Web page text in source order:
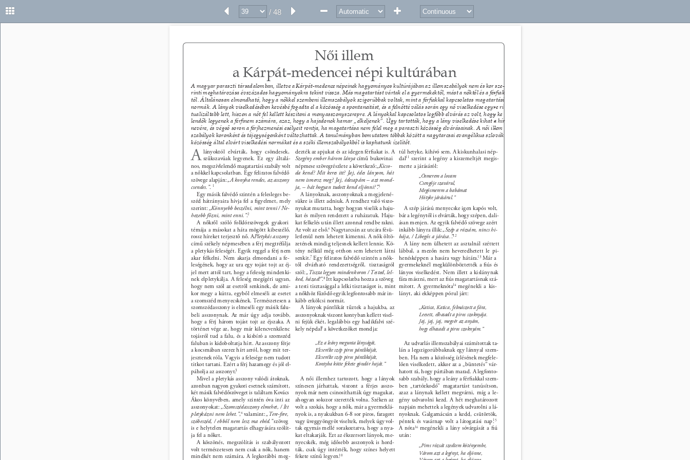
/ 48
Női illem
a Kárpát-medencei népi kultúrában
A lányoktól elvárták, hogy csöndesek,
szűkszavúak legyenek. Ez egy általá-
nos, megszívlelendő magatartási szabály volt
a nőkkel kapcsolatban. Egy feliratos falvédő
szövege alapján: „A konyha rendes, az asszony
csendes.”. 1
Egy másik falvédő szintén a felesleges be-
széd hátrányaira hívja fel a ﬁgyelmet, mely
szerint: „Könnyebb beszélni, mint tenni / Ne-
hezebb főzni, mint enni.”. 2
A nőkről szóló folklórszövegek gyakori
témája a másokat a háta mögött kibeszélő,
rossz híreket terjesztő nő. A Pletykás asszony
című székely népmesében a férj megtréfálja
a pletykás feleségét. Egyik reggel a férj nem
akar felkelni. Nem akarja elmondani a fe-
leségének, hogy az ura egy tojást tojt az éj-
jel mert attól tart, hogy a feleség mindenki-
nek elpletykálja. A feleség megígéri ugyan,
hogy nem szól az esetről senkinek, de ami-
kor megy a kútra, egyből elmeséli az esetet
a szomszéd menyecskének. Természetesen a
szomszédasszony is elmeséli egy másik falu-
beli asszonynak. Az már úgy adja tovább,
hogy a férj három tojást tojt az éjszaka. A
történet vége az, hogy már kilencvenkilenc
tojásról tud a falu, és a kisbíró a szomszéd
faluban is kidoboltatja hírt. Az asszony férje
a kocsmában szerez hírt arról, hogy mit ter-
jesztenek róla. Vagyis a felesége nem tudott
titkot tartani. Ezért a férj hazamegy és jól el-
páholja az asszonyt. 3
Mivel a pletykás asszony valódi átoknak,
azonban nagyon gyakori esetnek számított,
két másik falvédőszöveget is találtam Kovács
Ákos könyvében, amely szintén óva inti az
asszonyokat: „Szomszédasszony elmehet, / Itt
pletykázni nem lehet.”, 4 valamint: „Tere-fere,
szóbeszéd, / ebből nem lesz ma ebéd.” szöveg
is e helytelen magatartás elhagyására szólít-
ja fel a nőket.
A köszönés, megszólítás is szabályozott
volt természetesen nem csak a nők, hanem
mindkét nem számára. A legkorábbi meg-
A magyar paraszti társadalomban, illetve a Kárpát-medence népeinek hagyományos kultúrájában az illemszabályok nem és kor sze-
rinti meghatározása évszázados hagyományokra tekint vissza. Más magatartást vártak el a gyermekektől, mást a nőktől és a férﬁak
-
tól. Általánosan elmondható, hogy a nőkkel szembeni illemszabályok szigorúbbak voltak, mint a férﬁakkal kapcsolatos magatartási
normák. A lányok viselkedésében kevésbé fogadta el a közösség a spontaneitást, és a felnőtté válás során egy nő viselkedése egyre ri
-
tualizáltabb lett, hiszen a nőt fel kellett készíteni a menyasszonyszerepre. A lányokkal kapcsolatos legfőbb elvárás az volt, hogy ke
-
lendők legyenek a férﬁnem számára, azaz, hogy a hajadonok hamar „elkeljenek”. Úgy tartották, hogy a lány viselkedése kihat a hír
-
nevére, és végső soron a férjhezmenési esélyeit rontja, ha magatartása nem felel meg a paraszti közösség elvárásainak. A női illem
-
szabályok koronként és tájegységenként változhattak. A tanulmányban bemutatom többek között a nagytarcsai evangélikus szlovák
közösség által elvárt viselkedési normákat és a széki illemszabályokból is kaphatunk ízelítőt.
dezték az apjukat és az idegen férﬁakat is. A
Szegény ember három lánya című bukovinai
népmese szövegrészlete a következő: „Kicso-
da kend? Mit keres itt? Jaj, édes lányom, hát
nem ismersz meg? Jaj, édesapám – azt mond-
ja, – hát hogyan tudott kend eljönni?”. 5
A lányoknak, asszonyoknak a megjelené-
sükre is illett adniuk. A rendhez való viszo-
nyukat mutatta, hogy hogyan viselik a haju-
kat és milyen rendezett a ruházatuk. Haju-
kat felkelés után illett azonnal rendbe rakni.
Az volt az első. 6 Nagytarcsán az utcára fésü-
letlenül nem lehetett kimenni. A nők öltö-
zetének mindig teljesnek kellett lennie. Kö-
tény nélkül még otthon sem lehetett látni
senkit. 7 Egy feliratos falvédő szintén a nők-
től elvárható rendezettségről, tisztaságról
szól: „Tiszta legyen mindenkoron / Tested, lel-
ked, házad!”. 8 Itt kapcsolatba hozza a szöveg
a testi tisztasággal a lelki tisztaságot is, mint
a nőkhöz fűződő egyik legfontosabb már in-
kább erkölcsi normát.
A lányok pántlikát tűztek a hajukba, az
asszonyoknak viszont kontyban kellett visel-
ni fejük ékét, legalábbis egy hadikfalvi szé-
kely népdal 9 a következőket mondja:
„Ez a leány megunta lányságát,
Elcserélte szép piros pántlikáját,
Elcserélte szép piros pántlikáját,
Kontyba kötte fekete göndör haját.”
A női illemhez tartozott, hogy a lányok
színesen járhattak, viszont a férjes asszo-
nyok már nem csinosíthatták úgy magukat,
ahogyan sokszor szerették volna. Széken az
volt a szokás, hogy a nők, már a gyermeklá-
nyok is, a nyakukban 6-8 sor piros, faragott
vagy üveggyöngyöt viseltek, melyek úgy vol-
tak egymás mellé sorakoztatva, hogy a nya-
kat eltakarják. Ezt az ékszersort lányok, me-
nyecskék, még idősebb asszonyok is hord-
ták, csak úgy intézték, hogy színes helyett
fekete színű legyen. 10
túl hetyke, kihívó sem. A kiskunhalasi nép-
dal 11 szerint a legény a kiszemeltjét megis-
merte a járásáról:
„Ösmerem a lovam
Csengője szavárul,
Megösmerem a babámat
Hötyke járásárul.”
A szép járású menyecske igen kapós volt,
bár a legénytől is elvárták, hogy szépen, dali-
ásan menjen. Az egyik falvédő szövege azért
inkább lányra illik: „Szép a rózsám, nincs hi-
bája, / Libegős a járása.”. 12
A lány nem ülhetett az asztalnál széttett
lábbal, a mezőn nem heveredhetett le pi-
henésképpen a hasára vagy hátára. 13 Már a
gyermekeknél megkülönböztették a ﬁús és
lányos viselkedést. Nem illett a kislánynak
fára mászni, mert az ﬁús magatartásnak szá-
mított. A gyermeknóta
14
megénekli a kis-
lányt, aki ekképpen pórul járt:
„Katica, Katica, felmászott a fára,
Leesett, elhasadt a piros szoknyája.
Jaj, jaj, jaj, megvér az anyám,
hogy elhasadt a piros szoknyám.”
Az udvarlás illemszabályai számítottak ta-
lán a legszigorúbbaknak egy lánnyal szem-
ben. Ha nem a közösség ízlésének megfele-
lően viselkedett, akkor az a „büntetés” vár-
hatott rá, hogy pártában marad. A legfonto-
sabb szabály, hogy a leány a férﬁakkal szem-
ben „tartózkodó” magatartást tanúsítson,
azaz a lánynak kellett megvárni, míg a le-
gény udvarolni kezd. A hét meghatározott
napjain mehettek a legények udvarolni a lá-
nyoknak. Galgamácsán a kedd, csütörtök,
péntek és vasárnap volt a látogatási nap.
15
A nóta 16
megénekli a lány sóvárgását a ﬁú
után:
„Piros rózsát szedtem kötényembe,
Várom azt a legényt, ha eljönne,